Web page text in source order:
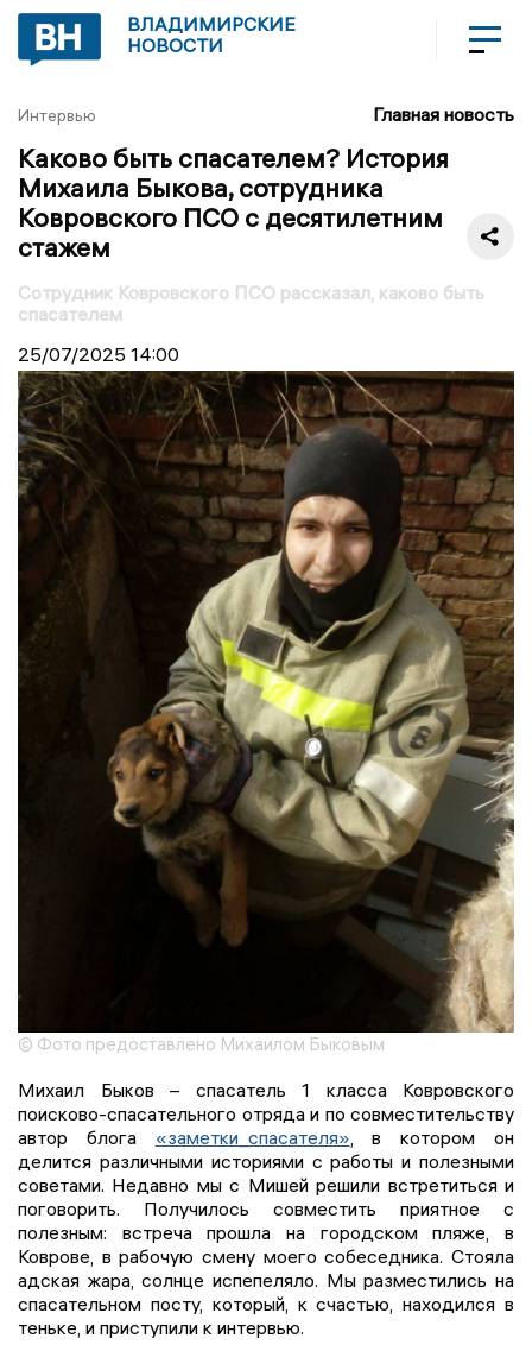
ВЛАДИМИРСКИЕ
НОВОСТИ
Интервью Главная новость
Каково быть спасателем? История
Михаила Быкова, сотрудника
Ковровского ПСО с десятилетним
стажем
Сотрудник Ковровского ПСО рассказал, каково быть
спасателем
25/07/2025 14:00
© Фото предоставлено Михаилом Быковым
Михаил Быков – спасатель 1 класса Ковровского
поисково-спасательного отряда и по совместительству
автор блога «заметки_спасателя», в котором он
делится различными историями с работы и полезными
советами. Недавно мы с Мишей решили встретиться и
поговорить. Получилось совместить приятное с
полезным: встреча прошла на городском пляже, в
Коврове, в рабочую смену моего собеседника. Стояла
адская жара, солнце испепеляло. Мы разместились на
спасательном посту, который, к счастью, находился в
теньке, и приступили к интервью.